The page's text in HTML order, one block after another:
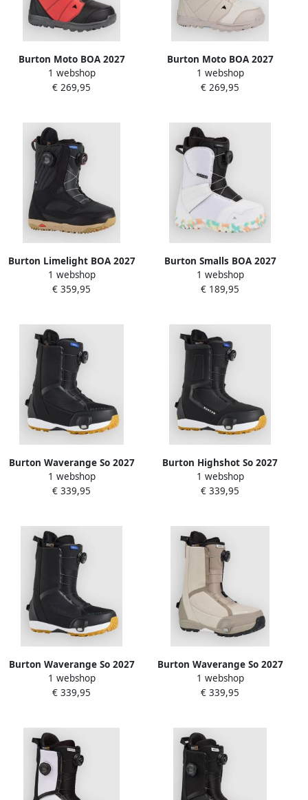
Burton Moto BOA 2027
Snowboard Schoenen rood
1 webshop
€ 269,95
Burton Moto BOA 2027
Snowboard Schoenen grijs
1 webshop
€ 269,95
Burton Limelight BOA 2027
Snowboard Schoenen zwart
1 webshop
€ 359,95
Burton Smalls BOA 2027
Snowboard Schoenen zwart
1 webshop
€ 189,95
Burton Waverange So 2027
Step On Boots zwart
1 webshop
€ 339,95
Burton Highshot So 2027
Step On Boots zwart
1 webshop
€ 339,95
Burton Waverange So 2027
Step On Boots zwart
1 webshop
€ 339,95
Burton Waverange So 2027
Step On Boots grijs
1 webshop
€ 339,95